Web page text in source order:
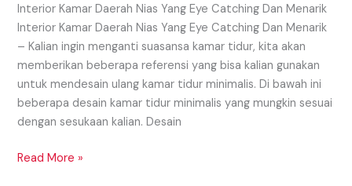
Interior Kamar Daerah Nias Yang Eye Catching Dan Menarik
Interior Kamar Daerah Nias Yang Eye Catching Dan Menarik
– Kalian ingin menganti suasansa kamar tidur, kita akan
memberikan beberapa referensi yang bisa kalian gunakan
untuk mendesain ulang kamar tidur minimalis. Di bawah ini
beberapa desain kamar tidur minimalis yang mungkin sesuai
dengan sesukaan kalian. Desain
Dan
Menarik
Read More »